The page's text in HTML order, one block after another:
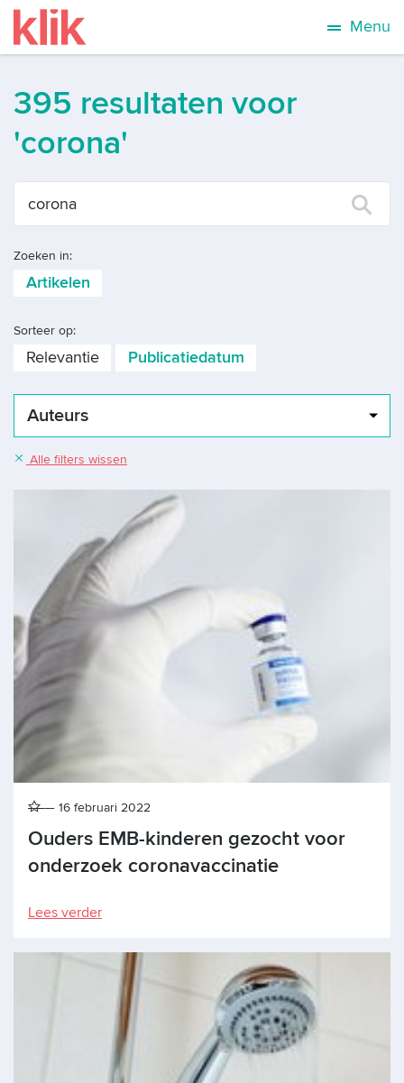
Menu
Auteurs
Alle filters wissen
395 resultaten voor
'corona'
Zoeken in:
Artikelen
Sorteer op:
Relevantie Publicatiedatum
Ouders EMB-kinderen gezocht voor
onderzoek coronavaccinatie
16 februari 2022
Lees verder